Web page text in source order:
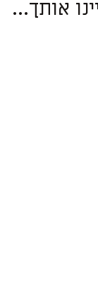
אותך...